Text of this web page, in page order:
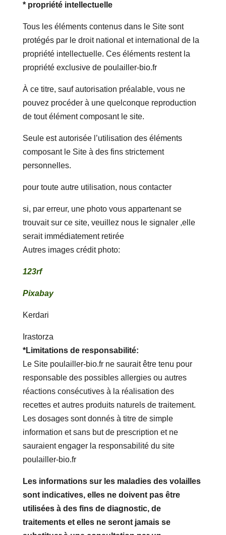
* propriété intellectuelle
Tous les éléments contenus dans le Site sont
protégés par le droit national et international de la
propriété intellectuelle. Ces éléments restent la
propriété exclusive de poulailler-bio.fr
À ce titre, sauf autorisation préalable, vous ne
pouvez procéder à une quelconque reproduction
de tout élément composant le site.
Seule est autorisée l’utilisation des éléments
composant le Site à des fins strictement
personnelles.
pour toute autre utilisation, nous contacter
si, par erreur, une photo vous appartenant se
trouvait sur ce site, veuillez nous le signaler ,elle
serait immédiatement retirée
Autres images crédit photo:
123rf
Pixabay
Kerdari
Irastorza
*Limitations de responsabilité:
Le Site poulailler-bio.fr ne saurait être tenu pour
responsable des possibles allergies ou autres
réactions consécutives à la réalisation des
recettes et autres produits naturels de traitement.
Les dosages sont donnés à titre de simple
information et sans but de prescription et ne
sauraient engager la responsabilité du site
poulailler-bio.fr
Les informations sur les maladies des volailles
sont indicatives, elles ne doivent pas être
utilisées à des fins de diagnostic, de
traitements et elles ne seront jamais se